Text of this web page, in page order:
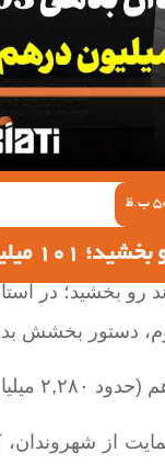
بدهی 303 شهروند رو
وام مسکن ۳۰۳ شهروند
از